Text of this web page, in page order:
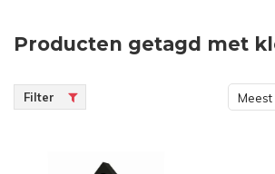
Producten getagd met
Filter
Meest